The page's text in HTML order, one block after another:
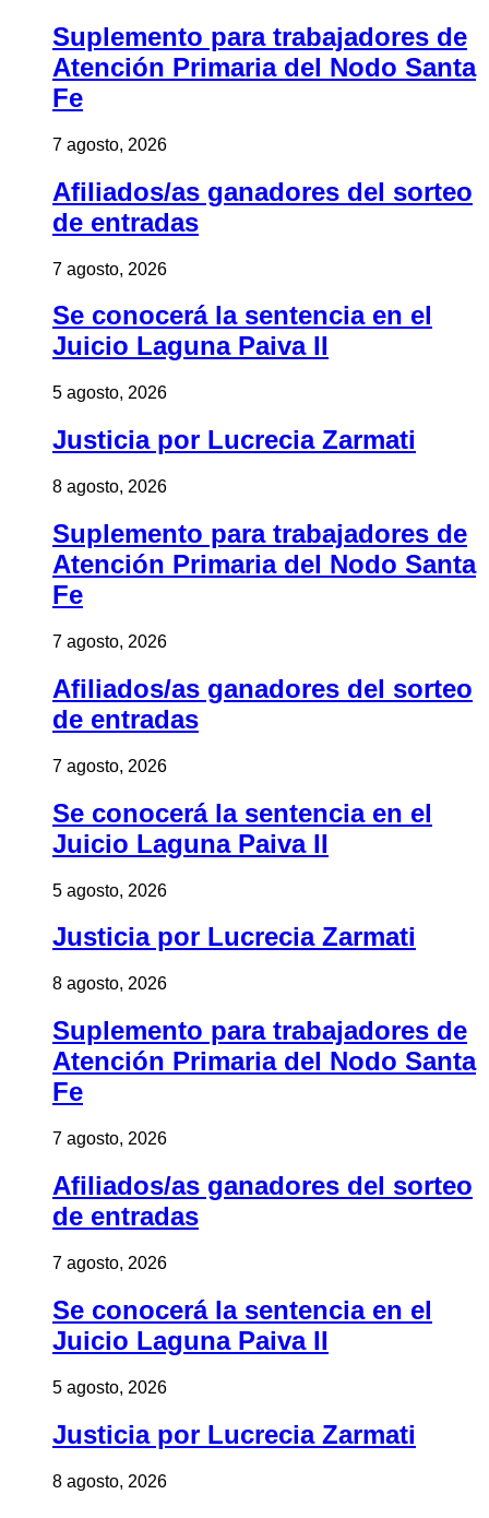
Suplemento para trabajadores de
Atención Primaria del Nodo Santa
Fe
7 agosto, 2026
Afiliados/as ganadores del sorteo
de entradas
7 agosto, 2026
Se conocerá la sentencia en el
Juicio Laguna Paiva II
5 agosto, 2026
Justicia por Lucrecia Zarmati
8 agosto, 2026
Suplemento para trabajadores de
Atención Primaria del Nodo Santa
Fe
7 agosto, 2026
Afiliados/as ganadores del sorteo
de entradas
7 agosto, 2026
Se conocerá la sentencia en el
Juicio Laguna Paiva II
5 agosto, 2026
Justicia por Lucrecia Zarmati
8 agosto, 2026
Suplemento para trabajadores de
Atención Primaria del Nodo Santa
Fe
7 agosto, 2026
Afiliados/as ganadores del sorteo
de entradas
7 agosto, 2026
Se conocerá la sentencia en el
Juicio Laguna Paiva II
5 agosto, 2026
Justicia por Lucrecia Zarmati
8 agosto, 2026